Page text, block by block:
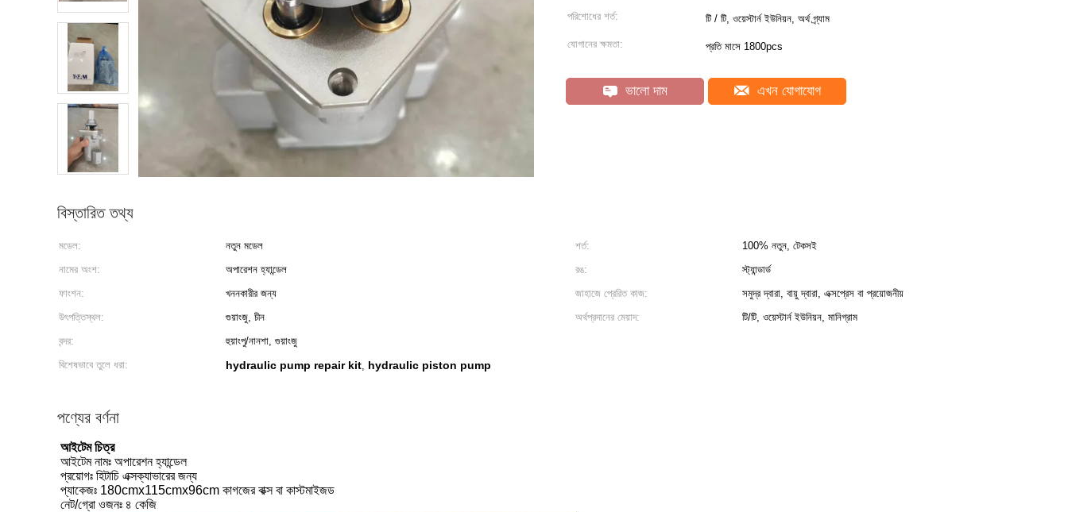
পরিশোধের শর্ত: টি / টি, ওয়েস্টার্ন ইউনিয়ন, অর্থ গ্র্যাম
যোগানের ক্ষমতা: প্রতি মাসে 1800pcs
ভালো দাম এখন যোগাযোগ
বিস্তারিত তথ্য
মডেল: নতুন মডেল শর্ত:
100% নতুন, টেকসই
নামের অংশ:
অপারেশন হ্যান্ডেল রঙ:
স্ট্যান্ডার্ড
ফাংশন:
খননকারীর জন্য জাহাজে প্রেরিত কাজ:
সমুদ্র দ্বারা, বায়ু দ্বারা, এক্সপ্রেস বা প্রয়োজনীয়
উৎপত্তিস্থল:
গুয়াংজু, চীন অর্থপ্রদানের মেয়াদ:
টি/টি, ওয়েস্টার্ন ইউনিয়ন, মানিগ্রাম
বন্দর:
হুয়াংপু/নানশা, গুয়াংজু
বিশেষভাবে তুলে ধরা:
hydraulic pump repair kit, hydraulic piston pump
পণ্যের বর্ণনা
আইটেম চিত্র
আইটেম নামঃ অপারেশন হ্যান্ডেল
প্রয়োগঃ হিটাচি এক্সক্যাভারের জন্য
প্যাকেজঃ 180cmx115cmx96cm কাগজের বাক্স বা কাস্টমাইজড
নেট/গ্রো ওজনঃ ৪ কেজি